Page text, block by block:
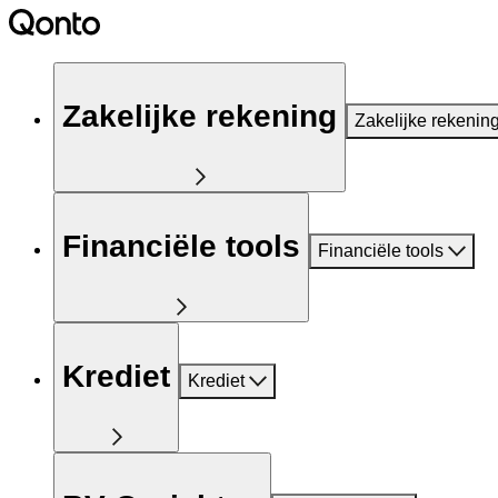
Zakelijke rekening Zakelijke
Financiële tools Financiële tools
Krediet Krediet